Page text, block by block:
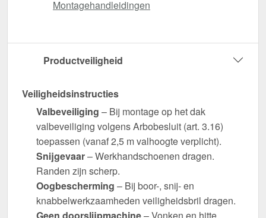
Montagehandleidingen
Productveiligheid
Veiligheidsinstructies
Valbeveiliging – Bij montage op het dak
valbeveiliging volgens Arbobesluit (art. 3.16)
toepassen (vanaf 2,5 m valhoogte verplicht).
Snijgevaar– Werkhandschoenen dragen.
Randen zijn scherp.
Oogbescherming – Bij boor-, snij- en
knabbelwerkzaamheden veiligheidsbril dragen.
Geen doorslijpmachine– Vonken en hitte